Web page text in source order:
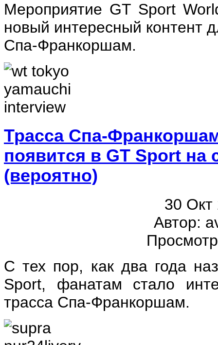
Мероприятие GT Sport
новый интересный контент
Спа-Франкоршам.
Трасса Спа-
появится в GT Sport
(вероятно)
30 Окт
Автор:
С тех пор, как два года
Sport, фанатам стало
трасса Спа-Франкоршам.